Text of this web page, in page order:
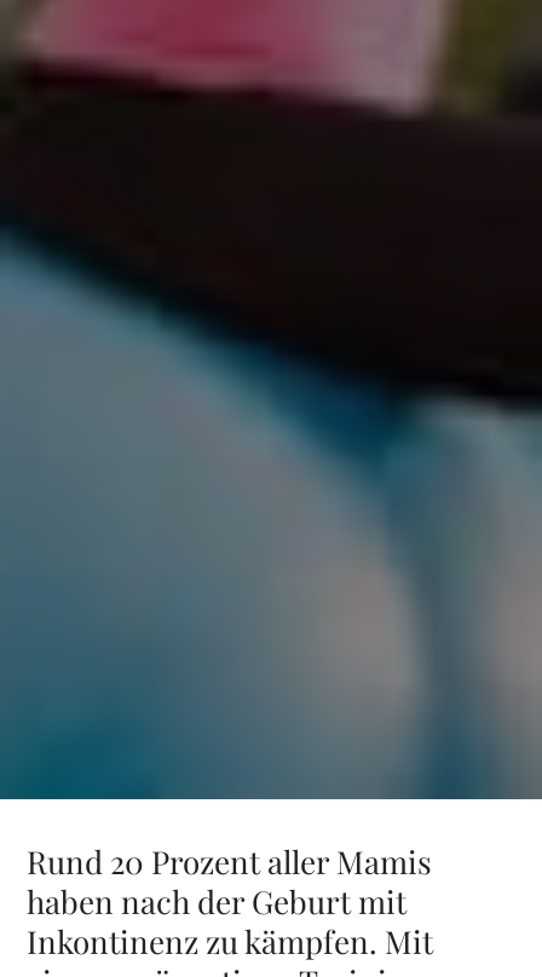
Rund 20 Prozent aller Mamis
haben nach der Geburt mit
Inkontinenz zu kämpfen. Mit